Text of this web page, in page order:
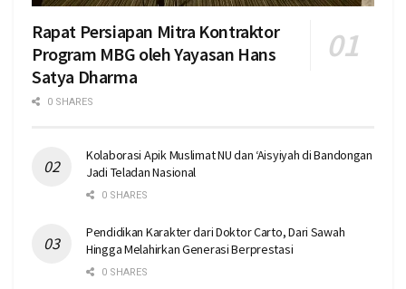
Rapat Persiapan Mitra Kontraktor
Program MBG oleh Yayasan Hans
Satya Dharma
0 SHARES
Kolaborasi Apik Muslimat NU dan ‘Aisyiyah di Bandongan
Jadi Teladan Nasional
0 SHARES
Pendidikan Karakter dari Doktor Carto, Dari Sawah
Hingga Melahirkan Generasi Berprestasi
0 SHARES